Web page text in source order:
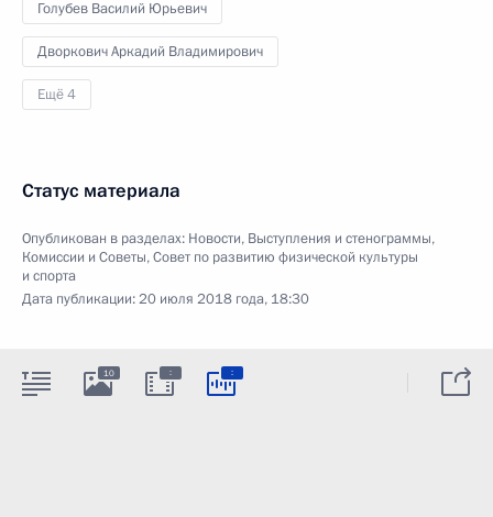
Голубев Василий Юрьевич
Дворкович Аркадий Владимирович
Ещё 4
Статус материала
Опубликован в разделах: Новости, Выступления и стенограммы,
Комиссии и Советы,Совет по развитию физической культуры
и спорта
Дата публикации:20 июля 2018 года, 18:30
10 : :